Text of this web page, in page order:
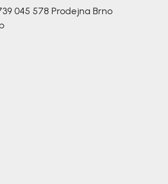
045 578 Prodejna Brno